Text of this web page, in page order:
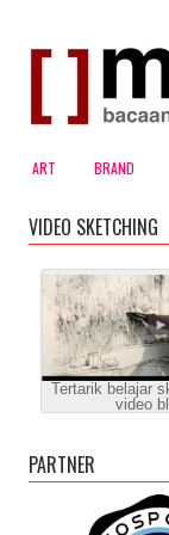
ART BRAND
VIDEO SKETCHING
Tertarik belajar
video
PARTNER